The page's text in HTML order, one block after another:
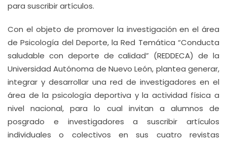
para suscribir artículos.
Con el objeto de promover la investigación en el área
de Psicología del Deporte, la Red Temática “Conducta
saludable con deporte de calidad” (REDDECA) de la
Universidad Autónoma de Nuevo León, plantea generar,
integrar y desarrollar una red de investigadores en el
área de la psicología deportiva y la actividad física a
nivel nacional, para lo cual invitan a alumnos de
posgrado e investigadores a suscribir artículos
individuales o colectivos en sus cuatro revistas